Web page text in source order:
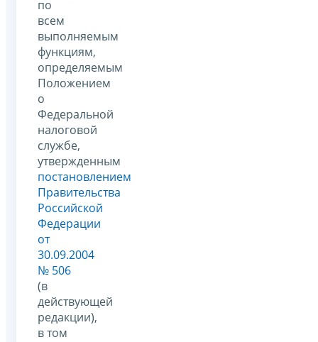
по
всем
выполняемым
функциям,
определяемым
Положением
о
Федеральной
налоговой
службе,
утвержденным
постановлением
Правительства
Российской
Федерации
от
30.09.2004
№ 506
(в
действующей
редакции),
в том